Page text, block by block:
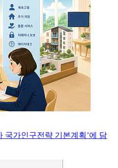
국가인구전략 기본계획’에 담